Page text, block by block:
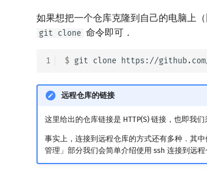
如果想把一个仓库克隆到自己的电脑上
git clone 命令即可．
1 $ git clone
远程仓库的链接
这里给出的仓库链接是 HTTP(S) 链接，也即我们
事实上，连接到远程仓库的方式还有多种．其
管理」部分我们会简单介绍使用 ssh 连接到远程